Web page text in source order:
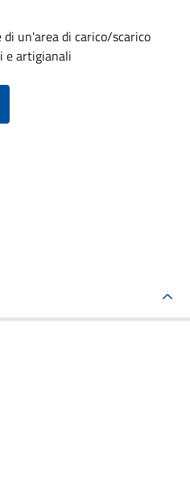
un'area di carico/scarico
e artigianali